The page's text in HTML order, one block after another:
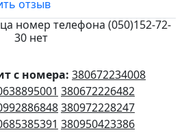
отзыв
номер телефона (050)152-72-
30 нет
с номера: 380672234008
380672226482
380972228247
380950423386